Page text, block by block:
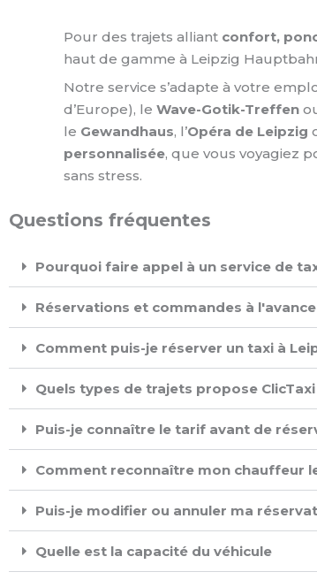
Pour des trajets alliant confort,
haut de gamme à Leipzig
Notre service s’adapte à votre
d’Europe), le Wave-Gotik-Treffen
le Gewandhaus, l’Opéra de Leipzig
personnalisée, que vous voyagiez
sans stress.
Questions fréquentes
Pourquoi faire appel à un service de
Réservations et commandes à l'avance
Comment puis-je réserver un taxi à
Quels types de trajets propose ClicTaxi
Puis-je connaître le tarif avant de
Comment reconnaître mon chauffeur
Puis-je modifier ou annuler ma
Quelle est la capacité du véhicule